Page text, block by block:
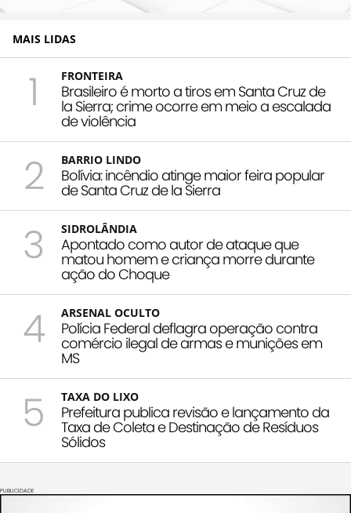
MAIS LIDAS
1 FRONTEIRA
Brasileiro é morto a tiros em Santa Cruz de
la Sierra; crime ocorre em meio a escalada
de violência
2 BARRIO LINDO
Bolívia: incêndio atinge maior feira popular
de Santa Cruz de la Sierra
3 SIDROLÂNDIA
Apontado como autor de ataque que
matou homem e criança morre durante
ação do Choque
4 ARSENAL OCULTO
Polícia Federal deflagra operação contra
comércio ilegal de armas e munições em
MS
5 TAXA DO LIXO
Prefeitura publica revisão e lançamento da
Taxa de Coleta e Destinação de Resíduos
Sólidos
PUBLICIDADE